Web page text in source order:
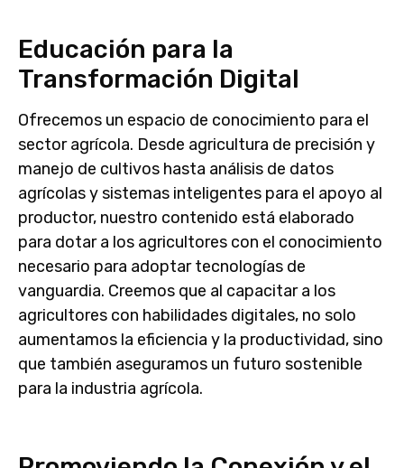
Educación para la
Transformación Digital
Ofrecemos un espacio de conocimiento para el
sector agrícola. Desde agricultura de precisión y
manejo de cultivos hasta análisis de datos
agrícolas y sistemas inteligentes para el apoyo al
productor, nuestro contenido está elaborado
para dotar a los agricultores con el conocimiento
necesario para adoptar tecnologías de
vanguardia. Creemos que al capacitar a los
agricultores con habilidades digitales, no solo
aumentamos la eficiencia y la productividad, sino
que también aseguramos un futuro sostenible
para la industria agrícola.